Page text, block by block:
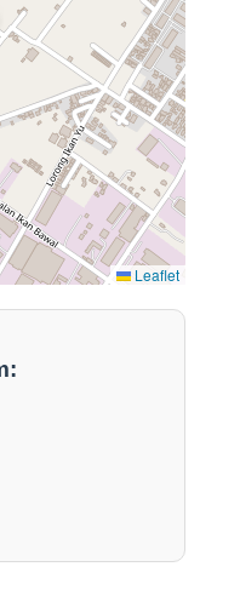
Leaflet